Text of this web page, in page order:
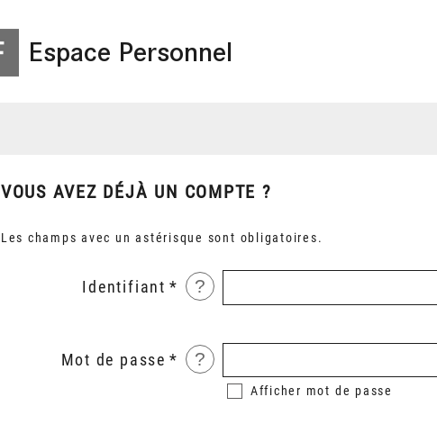
Espace Personnel
VOUS AVEZ DÉJÀ UN COMPTE ?
Les champs avec un astérisque sont obligatoires.
Identifiant ?
Mot de passe ?
Afficher mot de passe